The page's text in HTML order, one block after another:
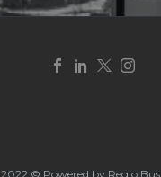
2022 © Powered by Regio